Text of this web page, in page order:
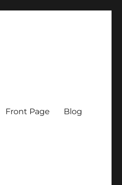
Front Page Blog